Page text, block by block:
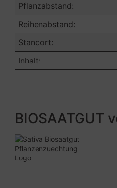
Pflanzabstand:
Reihenabstand:
Standort:
Inhalt:
BIOSAATGUT
Für
Firmen:
individuelles
Produkt